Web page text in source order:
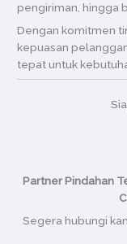
pengiriman, hingga
Dengan komitmen
kepuasan
tepat untuk
Partner Pindahan
Segera hubungi